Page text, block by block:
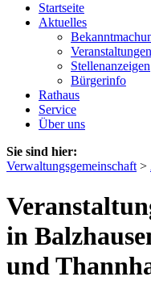
Startseite
Aktuelles
Veranstaltungen
Stellenanzeigen
Bürgerinfo
Rathaus
Service
Über uns
Sie sind hier:
Verwaltungsgemeinschaft >
in
und